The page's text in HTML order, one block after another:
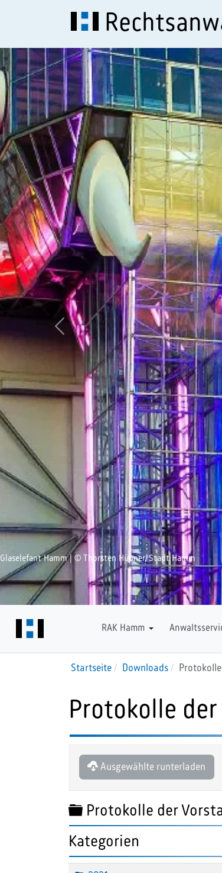
Glaselefant Hamm | © Thorsten Hübner, Stadt Hamm
Vorherige
RAK Hamm
Downloads
Startseite Downloads
Protokolle
Ausgewählte runterladen
Ordner
Protokolle der
Kategorien